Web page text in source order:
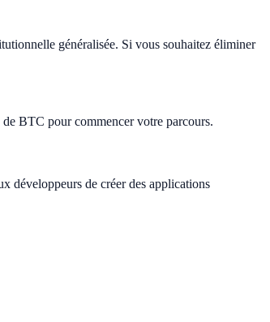
généralisée. Si vous souhaitez éliminer
BTC pour commencer votre parcours.
développeurs de créer des applications